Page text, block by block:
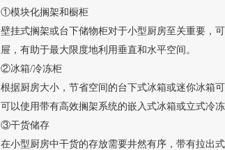
①模块化搁架和橱柜
壁挂式搁架或台下储物柜对于小型厨房至关重要，可
屉，有助于最大限度地利用垂直和水平空间。
②冰箱/冷冻柜
根据厨房大小，节省空间的台下式冰箱或迷你冰箱可以
可以使用带有高效搁架系统的嵌入式冰箱或立式冷冻
③干货储存
在小型厨房中干货的存放需要井然有序， 带有拉出